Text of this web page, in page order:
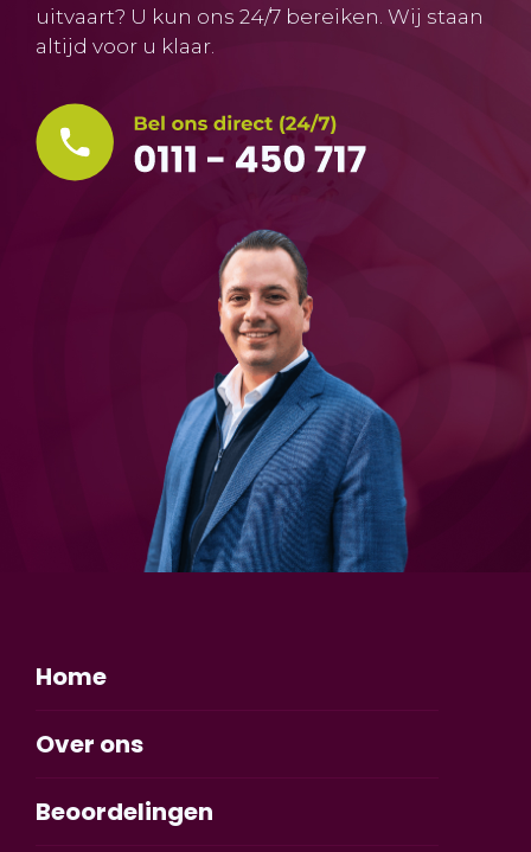
uitvaart? U kun ons 24/7 bereiken. Wij staan
altijd voor u klaar.
Home
Over ons
Beoordelingen